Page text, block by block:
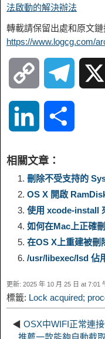
法啟動的解決辦法
轉載請保留出處和原文鏈
https://www.logcg.com/
o
y
L
i
n
k
g
r
a
m
n
k
e
I
n
a
r
e
相關文章：
刪除不受支持的
OS X 開啟
使用 xcode-install
如何在Mac上正確
在OS X上重建被刪
/usr/libexec/lsd 佔
更新: 2025 年 10 月 25 日 at 7:01
標籤: Lock acquired;
◀ OSX中WIFI正常連